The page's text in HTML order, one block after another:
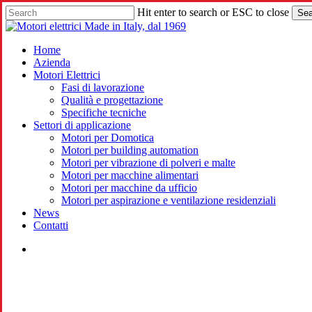
Skip
to
content
Hit enter to search or ESC to close
Close
search
Menu
Home
Azienda
Motori Elettrici
Fasi di lavorazione
Qualità e progettazione
Specifiche tecniche
Settori di applicazione
Motori per Domotica
Motori per building automation
Motori per vibrazione di polveri e malte
Motori per macchine alimentari
Motori per macchine da ufficio
Motori per aspirazione e ventilazione residenziali
News
Contatti